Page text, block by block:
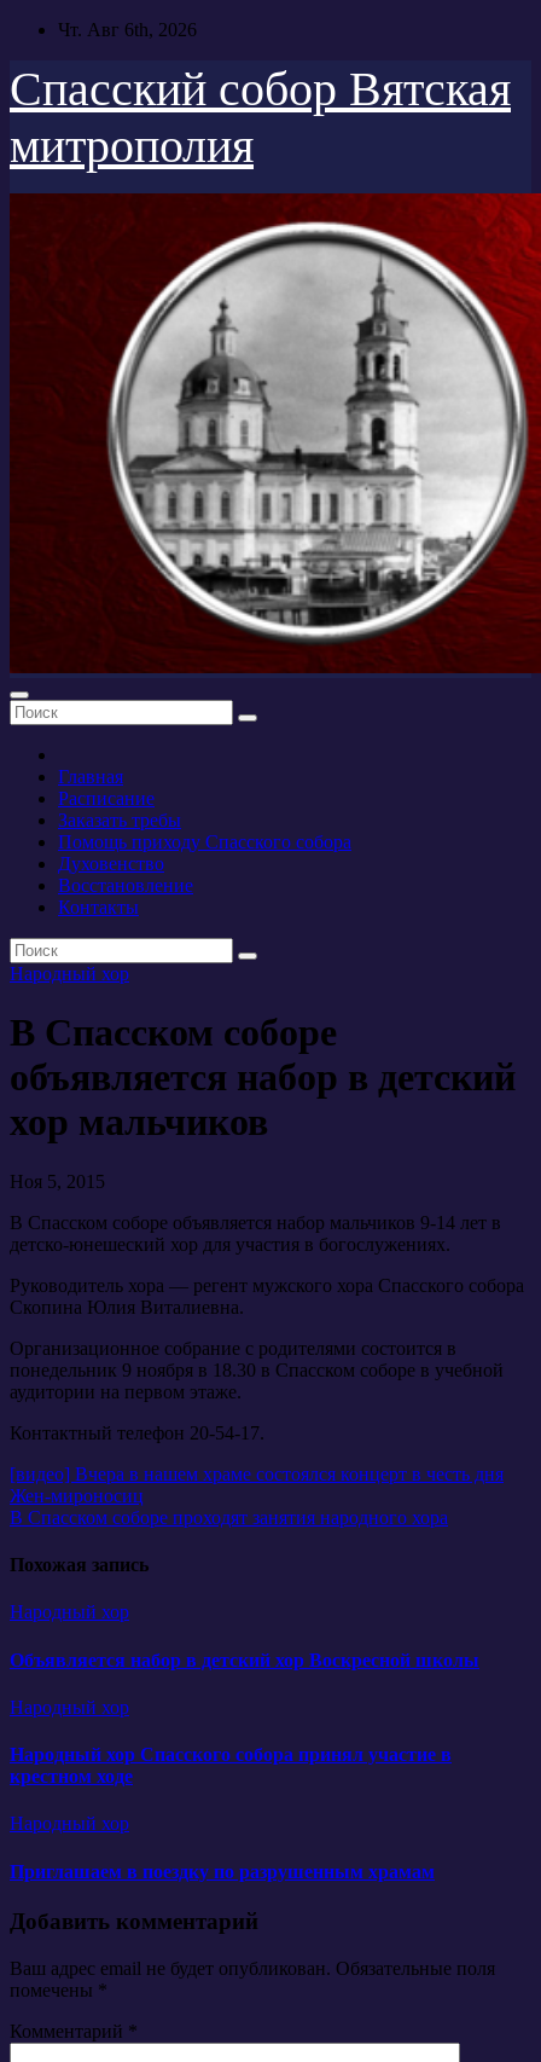
Перейти
содержимому
Чт. Авг 6th, 2026
Спасский собор Вятская
митрополия
Главная
Расписание
Заказать требы
Помощь приходу Спасского собора
Духовенство
Восстановление
Контакты
Народный хор
В Спасском соборе
объявляется набор в детский
хор мальчиков
Ноя 5, 2015
В Спасском соборе объявляется набор мальчиков 9-14 лет в
детско-юнешеский хор для участия в богослужениях.
Руководитель хора — регент мужского хора Спасского собора
Скопина Юлия Виталиевна.
Организационное собрание с родителями состоится в
понедельник 9 ноября в 18.30 в Спасском соборе в учебной
аудитории на первом этаже.
Контактный телефон 20-54-17.
Навигация
по
[видео] Вчера в нашем храме состоялся концерт в честь дня
Жен-мироносиц
В Спасском соборе проходят занятия народного хора
Похожая запись
Народный хор
Объявляется набор в детский хор Воскресной школы
Народный хор
Народный хор Спасского собора принял участие в
крестном ходе
Народный хор
Приглашаем в поездку по разрушенным храмам
Добавить комментарий
Ваш адрес email не будет опубликован. Обязательные поля
помечены *
Комментарий *